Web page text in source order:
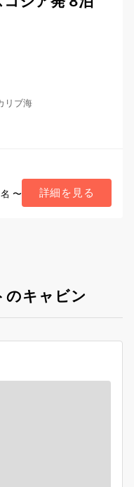
リブ海
〜 詳細を見る
のキャビン